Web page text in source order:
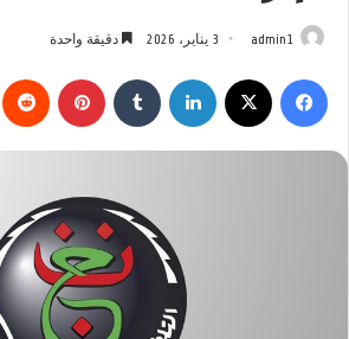
admin1 3 يناير، 2026 دقيقة واحدة
فيسبوك لينكدإن بينتيريست